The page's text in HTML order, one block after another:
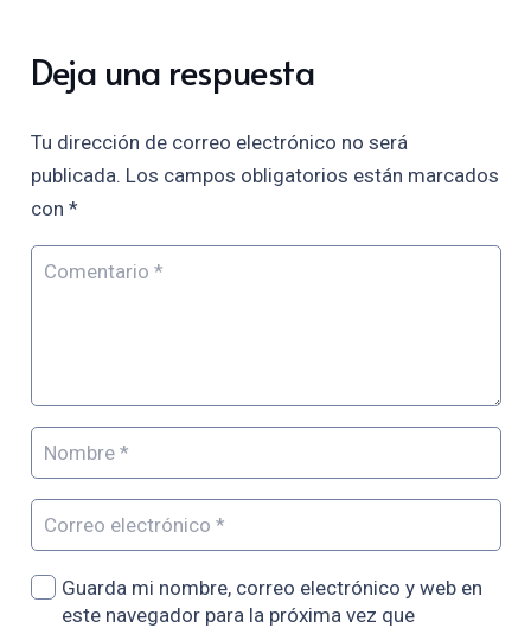
Deja una respuesta
Tu dirección de correo electrónico no será
publicada. Los campos obligatorios están marcados
con *
Guarda mi nombre, correo electrónico y web en
este navegador para la próxima vez que